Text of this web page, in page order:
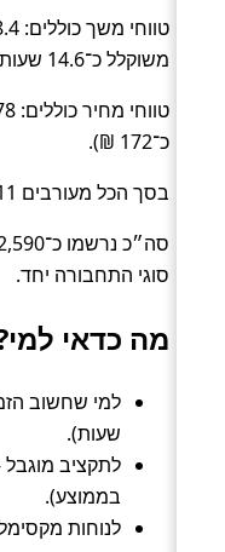
משוקלל כ־14.6 שעות).
כ־172 ₪).
בסך הכל מעורבים 11 מפעילים ו־24 תחנות מוצא/יעד.
סוגי התחבורה יחד.
מה כדאי
שעות).
בממוצע).
לנוחות מקסימלית